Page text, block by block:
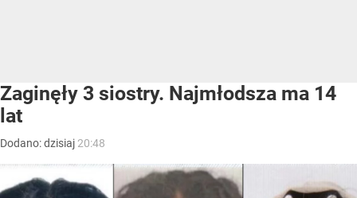
Zaginęły 3 siostry. Najmłodsza ma 14
lat
Dodano:dzisiaj 20:48